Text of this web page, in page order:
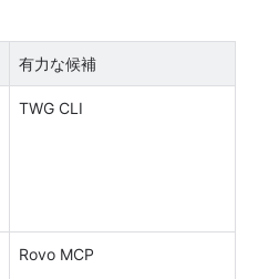
有力な候補
TWG CLI
Rovo MCP